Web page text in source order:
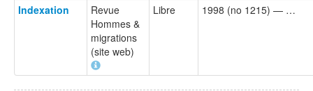
Indexation
Revue
Hommes &
migrations
(site web)
Libre 1998 (no 1215) — …